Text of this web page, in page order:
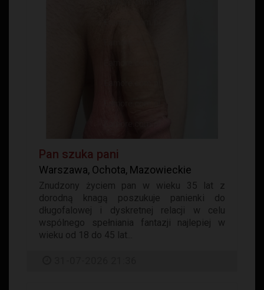
Pan szuka pani
Warszawa, Ochota, Mazowieckie
Znudzony życiem pan w wieku 35 lat z
dorodną knagą poszukuje panienki do
długofalowej i dyskretnej relacji w celu
wspólnego spełniania fantazji najlepiej w
wieku od 18 do 45 lat...